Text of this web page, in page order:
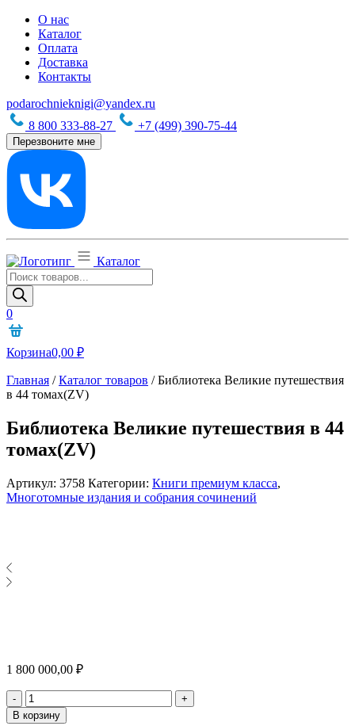
О нас
Каталог
Оплата
Доставка
Контакты
podarochnieknigi@yandex.ru
8 800 333-88-27
+7 (499) 390-75-44
Перезвоните мне
Каталог
Поиск
товаров
0
Корзина0,00 ₽
Главная /Каталог товаров /Библиотека Великие путешествия
в 44 томах(ZV)
Библиотека Великие путешествия в 44
томах(ZV)
Артикул: 3758 Категории: Книги премиум класса,
Многотомные издания и собрания сочинений
1 800 000,00 ₽
- Количество
+
В корзину